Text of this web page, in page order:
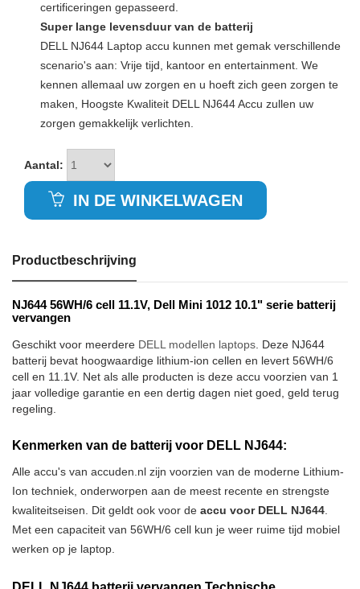
certificeringen gepasseerd.
Super lange levensduur van de batterij
DELL NJ644 Laptop accu kunnen met gemak verschillende
scenario's aan: Vrije tijd, kantoor en entertainment. We
kennen allemaal uw zorgen en u hoeft zich geen zorgen te
maken, Hoogste Kwaliteit DELL NJ644 Accu zullen uw
zorgen gemakkelijk verlichten.
Aantal:
IN DE WINKELWAGEN
Productbeschrijving
NJ644 56WH/6 cell 11.1V, Dell Mini 1012 10.1" serie batterij
vervangen
Geschikt voor meerdere DELL modellen laptops . Deze NJ644
batterij bevat hoogwaardige lithium-ion cellen en levert 56WH/6
cell en 11.1V. Net als alle producten is deze accu voorzien van 1
jaar volledige garantie en een dertig dagen niet goed, geld terug
regeling.
Kenmerken van de batterij voor DELL NJ644:
Alle accu's van accuden.nl zijn voorzien van de moderne Lithium-
Ion techniek, onderworpen aan de meest recente en strengste
kwaliteitseisen. Dit geldt ook voor de accu voor DELL NJ644
Met een capaciteit van 56WH/6 cell kun je weer ruime tijd mobiel
werken op je laptop.